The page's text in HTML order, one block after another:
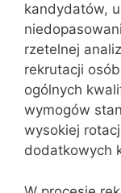
kandydatów,
rzetelnej
rekrutacji
ogólnych
wymogów
wysokiej
dodatkowych